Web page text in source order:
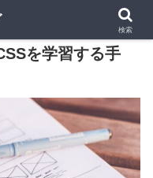
を学習する手
検索